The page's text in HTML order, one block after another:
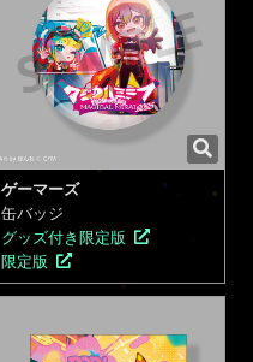
ゲーマーズ
缶バッジ
グッズ付き限定版
限定版